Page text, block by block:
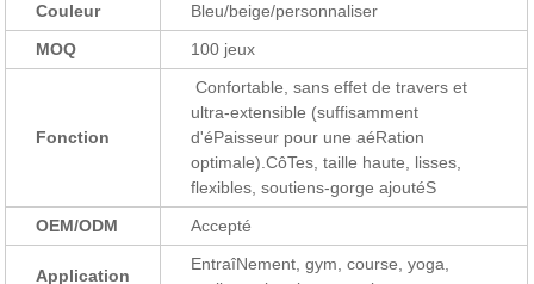
Couleur
Bleu/beige/personnaliser
MOQ
100 jeux
Fonction
Confortable, sans effet de travers et
ultra-extensible (suffisamment
d'éPaisseur pour une aéRation
optimale).CôTes, taille haute, lisses,
flexibles, soutiens-gorge ajoutéS
OEM/ODM
Accepté
Application
EntraîNement, gym, course, yoga,